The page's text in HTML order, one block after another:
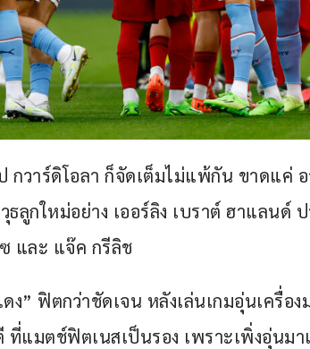
กวาร์ดิโอลา ก็จัดเต็มไม่แพ้กัน ขาดแค่
ลูกใหม่อย่าง เออร์ลิง เบราต์ ฮาแลนด์
และ แจ๊ค กรีลิช
ง” ฟิตกว่าชัดเจน หลังเล่นเกมอุ่นเครื่อ
ที่แมตช์ฟิตเนสเป็นรอง เพราะเพิ่งอุ่นม